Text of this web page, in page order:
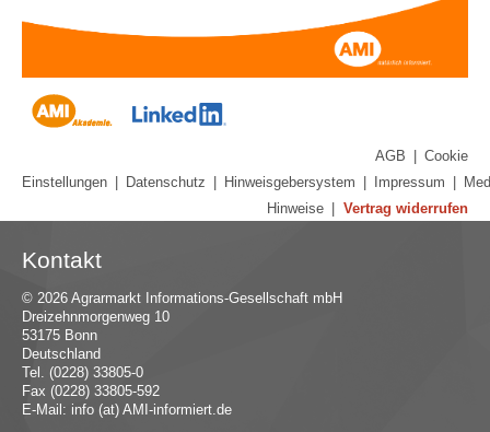
AGB
Cookie
Einstellungen
Datenschutz Hinweisgebersystem Impressum
Hinweise
Vertrag widerrufen
Kontakt
© 2026 Agrarmarkt Informations-Gesellschaft mbH
Dreizehnmorgenweg 10
53175 Bonn
Deutschland
Tel. (0228) 33805-0
Fax (0228) 33805-592
E-Mail: info (at) AMI-informiert.de